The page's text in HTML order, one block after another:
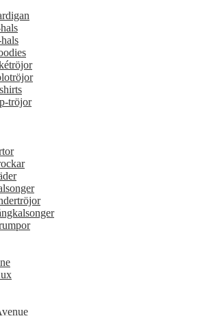
tröjor